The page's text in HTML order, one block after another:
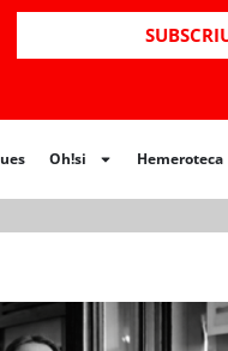
Oh!si Hemeroteca
Hemeroteca